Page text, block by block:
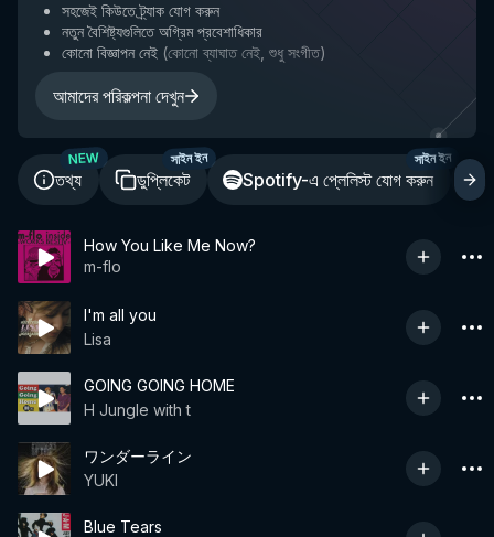
সহজেই কিউতে ট্র্যাক যোগ করুন
নতুন বৈশিষ্ট্যগুলিতে অগ্রিম প্রবেশাধিকার
কোনো বিজ্ঞাপন নেই (কোনো ব্যাঘাত নেই, শুধু সংগীত)
আমাদের পরিকল্পনা দেখুন
তথ্য
NEW
ডুপ্লিকেট
সাইন ইন
Spotify-এ প্লেলিস্ট যোগ করুন
সাইন ইন
How You Like Me Now?
m-flo
I'm all you
Lisa
GOING GOING HOME
H Jungle with t
ワンダーライン
YUKI
Blue Tears